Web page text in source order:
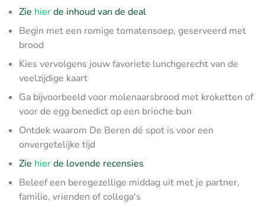
Zie hierde inhoud van de deal
Begin met een romige tomatensoep, geserveerd met
brood
Kies vervolgens jouw favoriete lunchgerecht van de
veelzijdige kaart
Ga bijvoorbeeld voor molenaarsbrood met kroketten of
voor de egg benedict op een brioche bun
Ontdek waarom De Beren dé spot is voor een
onvergetelijke tijd
Zie hierde lovende recensies
Beleef een beregezellige middag uit met je partner,
familie, vrienden of collega's